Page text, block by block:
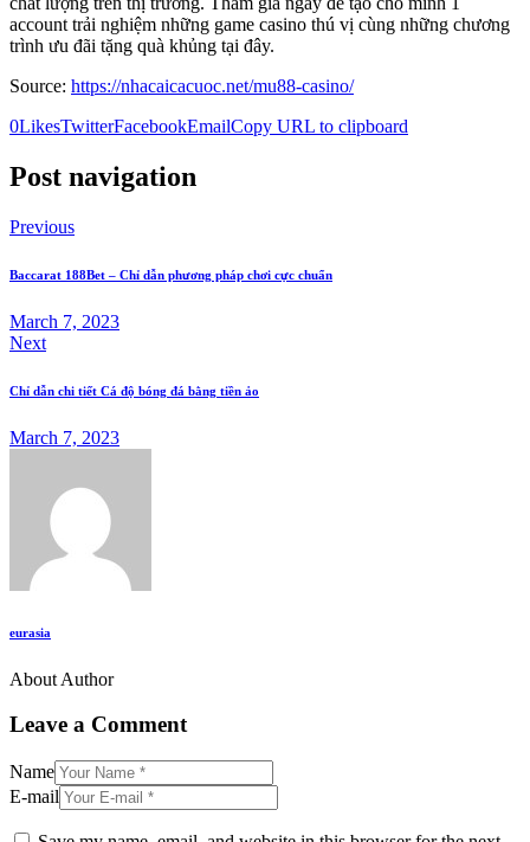
account trải nghiệm những game casino thú vị cùng những chương
trình ưu đãi tặng quà khủng tại đây.
Source: https://nhacaicacuoc.net/mu88-casino/
0LikesTwitterFacebookEmailCopy URL to clipboard
Post navigation
Previous
Baccarat 188Bet – Chỉ dẫn phương pháp chơi cực chuẩn
March 7, 2023
Next
Chỉ dẫn chi tiết Cá độ bóng đá bằng tiền ảo
March 7, 2023
eurasia
About Author
Leave a Comment
Name
E-mail